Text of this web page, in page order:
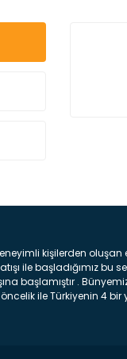
kişilerden
ile başladığımız
başlamıştır .
ile Türkiyenin 4
Ön